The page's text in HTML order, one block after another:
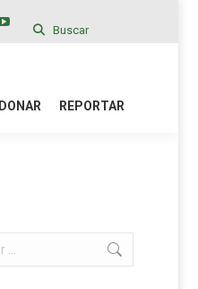
YouTube
in
Buscar
DONAR REPORTAR